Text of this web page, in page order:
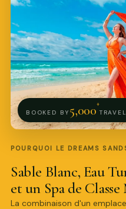
BOOKED BY 5,000+
POURQUOI LE DREAMS
Sable Blanc, Eau
et un Spa de
La combinaison d'un
Pro Art Photographers